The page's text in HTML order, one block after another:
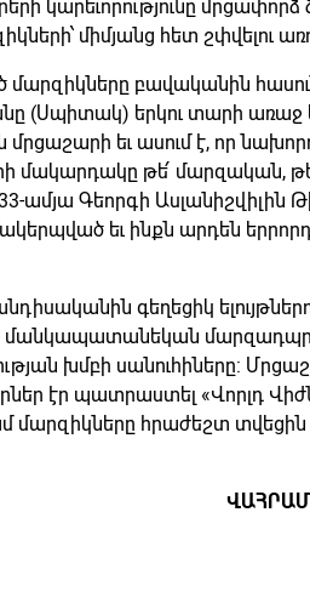
կարեւորությունը մրցափորձ
միմյանց հետ շփվելու
մարզիկները բավականին
(Սպիտակ) երկու տարի առաջ
եւ ասում է, որ
մակարդակը թե՛ մարզական,
ամյա Գեորգի Ասլանիշվիլին
եւ ինքն արդեն
գեղեցիկ
մանկապատանեկան
խմբի սանուհիները:
էր պատրաստել «Վորլդ
մարզիկները հրաժեշտ տվեցին